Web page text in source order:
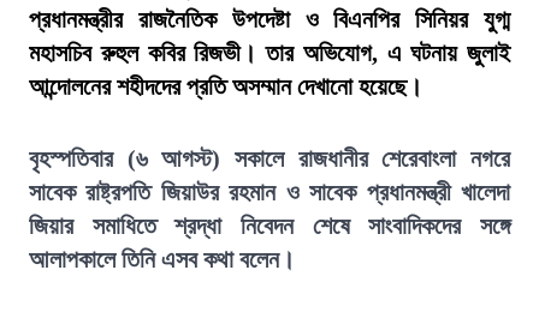
প্রধানমন্ত্রীর রাজনৈতিক উপদেষ্টা ও বিএনপির সিনিয়র যুগ্ম
মহাসচিব রুহুল কবির রিজভী। তার অভিযোগ, এ ঘটনায় জুলাই
আন্দোলনের শহীদদের প্রতি অসম্মান দেখানো হয়েছে।
বৃহস্পতিবার (৬ আগস্ট) সকালে রাজধানীর শেরেবাংলা নগরে
সাবেক রাষ্ট্রপতি জিয়াউর রহমান ও সাবেক প্রধানমন্ত্রী খালেদা
জিয়ার সমাধিতে শ্রদ্ধা নিবেদন শেষে সাংবাদিকদের সঙ্গে
আলাপকালে তিনি এসব কথা বলেন।